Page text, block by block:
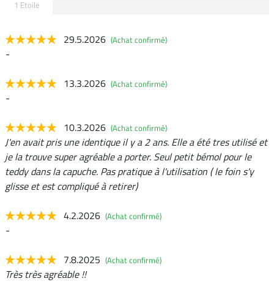
1 Etoile
29.5.2026 (Achat confirmé)
-
13.3.2026 (Achat confirmé)
-
10.3.2026 (Achat confirmé)
J'en avait pris une identique il y a 2 ans. Elle a été tres utilisé et
je la trouve super agréable a porter. Seul petit bémol pour le
teddy dans la capuche. Pas pratique à l'utilisation ( le foin s'y
glisse et est compliqué à retirer)
4.2.2026 (Achat confirmé)
-
7.8.2025 (Achat confirmé)
Très très agréable !!